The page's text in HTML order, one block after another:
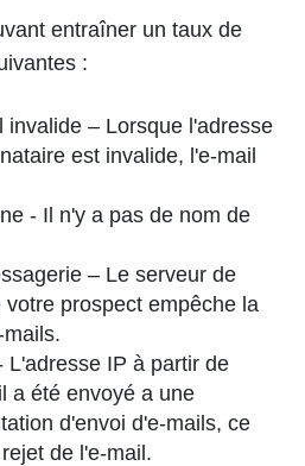
entraîner un taux de
:
invalide – Lorsque l'adresse
est invalide, l'e-mail
- Il n'y a pas de nom de
– Le serveur de
votre prospect empêche la
L'adresse IP à partir de
a été envoyé a une
d'envoi d'e-mails, ce
de l'e-mail.